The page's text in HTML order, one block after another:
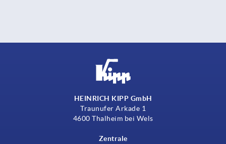
HEINRICH KIPP GmbH
Traunufer Arkade 1
4600 Thalheim bei Wels
Zentrale